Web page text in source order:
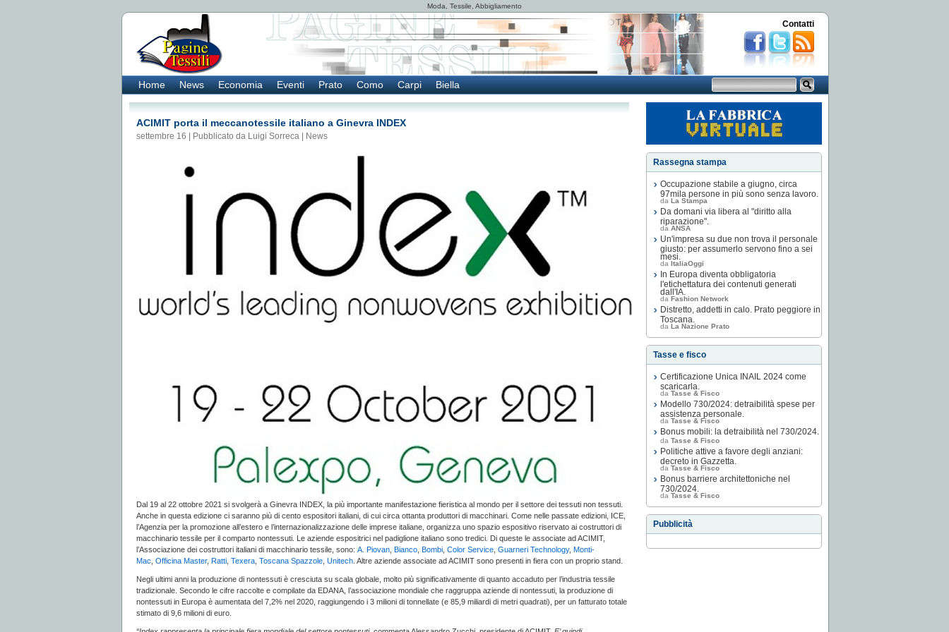
Moda, Tessile, Abbigliamento
Contatti
Home News Economia Eventi Prato Como Carpi Biella
ACIMIT porta il meccanotessile italiano a Ginevra INDEX
settembre 16 | Pubblicato da Luigi Sorreca | News
Dal 19 al 22 ottobre 2021 si svolgerà a Ginevra INDEX, la più importante manifestazione fieristica al mondo per il settore dei tessuti non tessuti.
Anche in questa edizione ci saranno più di cento espositori italiani, di cui circa ottanta produttori di macchinari. Come nelle passate edizioni, ICE,
l’Agenzia per la promozione all’estero e l’internazionalizzazione delle imprese italiane, organizza uno spazio espositivo riservato ai costruttori di
macchinario tessile per il comparto nontessuti. Le aziende espositrici nel padiglione italiano sono tredici. Di queste le associate ad ACIMIT,
l’Associazione dei costruttori italiani di macchinario tessile, sono: A. Piovan Bianco Bombi Color Service Guarneri Technology, Monti-
Mac Officina Master, Ratti Texera Toscana Spazzole Unitech . Altre aziende associate ad ACIMIT sono presenti in fiera con un proprio stand.
Negli ultimi anni la produzione di nontessuti è cresciuta su scala globale, molto più significativamente di quanto accaduto per l’industria tessile
tradizionale. Secondo le cifre raccolte e compilate da EDANA, l’associazione mondiale che raggruppa aziende di nontessuti, la produzione di
nontessuti in Europa è aumentata del 7,2% nel 2020, raggiungendo i 3 milioni di tonnellate (e 85,9 miliardi di metri quadrati), per un fatturato totale
stimato di 9,6 milioni di euro.
Rassegna stampa
Occupazione stabile a giugno, circa
97mila persone in più sono senza lavoro.
da La Stampa
Da domani via libera al "diritto alla
riparazione".
da ANSA
Un'impresa su due non trova il personale
giusto: per assumerlo servono fino a sei
mesi.
da ItaliaOggi
In Europa diventa obbligatoria
l'etichettatura dei contenuti generati
dall'IA.
da Fashion Network
Distretto, addetti in calo. Prato peggiore in
Toscana.
da La Nazione Prato
Tasse e fisco
Certificazione Unica INAIL 2024 come
scaricarla.
da Tasse & Fisco
Modello 730/2024: detraibilità spese per
assistenza personale.
da Tasse & Fisco
Bonus mobili: la detraibilità nel 730/2024.
da Tasse & Fisco
Politiche attive a favore degli anziani:
decreto in Gazzetta.
da Tasse & Fisco
Bonus barriere architettoniche nel
730/2024.
da Tasse & Fisco
Pubblicità